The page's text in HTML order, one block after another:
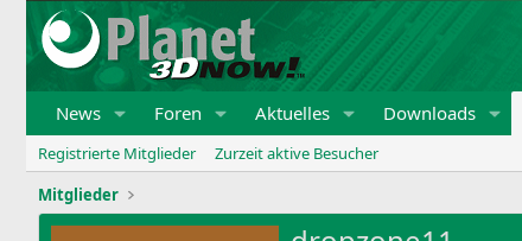
News Foren Aktuelles Downloads
Registrierte Mitglieder
Zurzeit aktive Besucher
Mitglieder